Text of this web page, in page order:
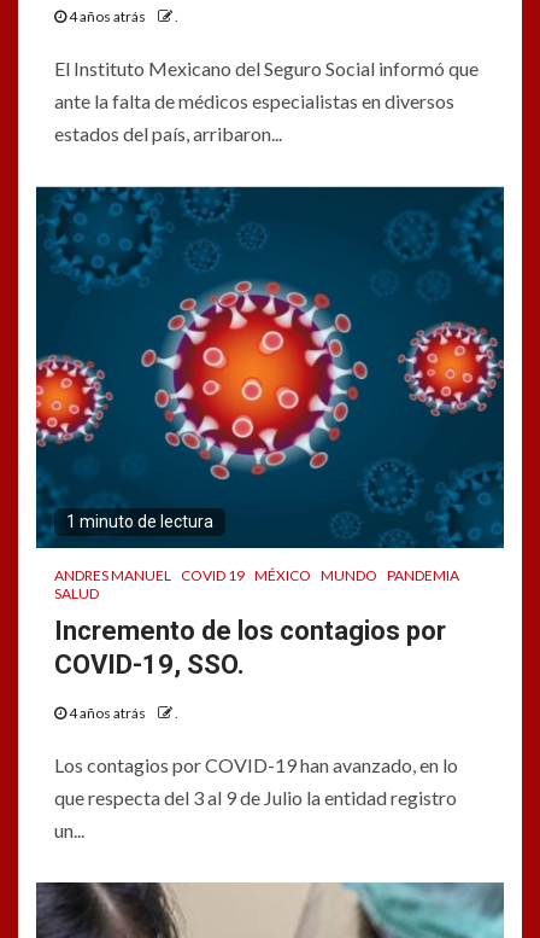
4 años atrás .
El Instituto Mexicano del Seguro Social informó que
ante la falta de médicos especialistas en diversos
estados del país, arribaron...
1 minuto de lectura
ANDRES MANUEL COVID 19 MÉXICO MUNDO PANDEMIA
SALUD
Incremento de los contagios por
COVID-19, SSO.
4 años atrás .
Los contagios por COVID-19 han avanzado, en lo
que respecta del 3 al 9 de Julio la entidad registro
un...